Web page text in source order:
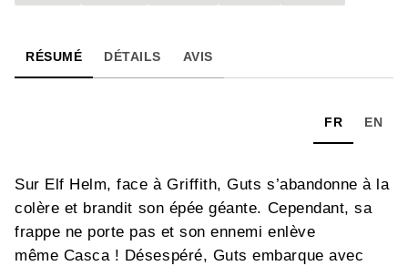
RÉSUMÉ DÉTAILS AVIS
FR EN
Sur Elf Helm, face à Griffith, Guts s’abandonne à la
colère et brandit son épée géante. Cependant, sa
frappe ne porte pas et son ennemi enlève
même Casca ! Désespéré, Guts embarque avec